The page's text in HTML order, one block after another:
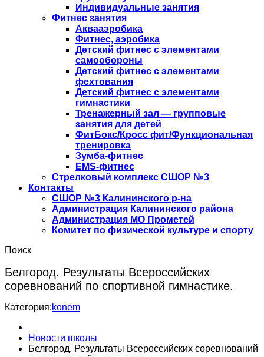
Индивидуальные занятия
Фитнес занятия
Аквааэробика
Фитнес, аэробика
Детский фитнес с элементами
самообороны
Детский фитнес с элементами
фехтования
Детский фитнес с элементами
гимнастики
Тренажерный зал — групповые
занятия для детей
ФитБокс/Кросс фит/Функциональная
тренировка
Зумба-фитнес
EMS-фитнес
Стрелковый комплекс СШОР №3
Контакты
СШОР №3 Калининского р-на
Администрация Калининского района
Администрация МО Прометей
Комитет по физической культуре и спорту
Поиск
Белгород. Результаты Всероссийских
соревнований по спортивной гимнастике.
Категория:konem
Новости школы
Белгород. Результаты Всероссийских соревнований